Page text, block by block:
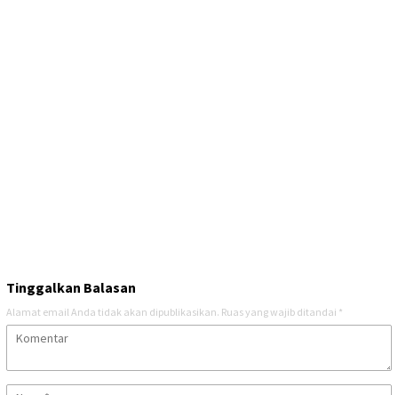
Tinggalkan Balasan
Alamat email Anda tidak akan dipublikasikan. Ruas yang wajib ditandai *